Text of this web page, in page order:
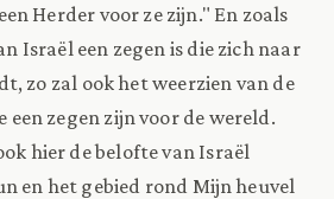
Herder voor ze zijn." En zoals
Israël een zegen is die zich naar
zo zal ook het weerzien van de
een zegen zijn voor de wereld.
hier de belofte van Israël
en het gebied rond Mijn heuvel